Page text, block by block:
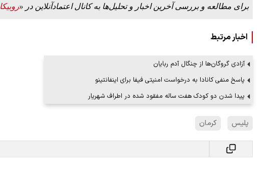
برای مطالعه و بررسی آخرین اخبار و تحلیل‌ها به کانال اعتمادآنلاین در «روبیکا
اخبار مرتبط
آزادی گروگان‌ها از چنگال آدم ربایان
پاسخ منفی کانادا به درخواست امنیتی فیفا برای اینفانتینو
پیدا شدن دو کودک هفت ساله مفقود شده در اطراف شهریار
پلیس کرمان